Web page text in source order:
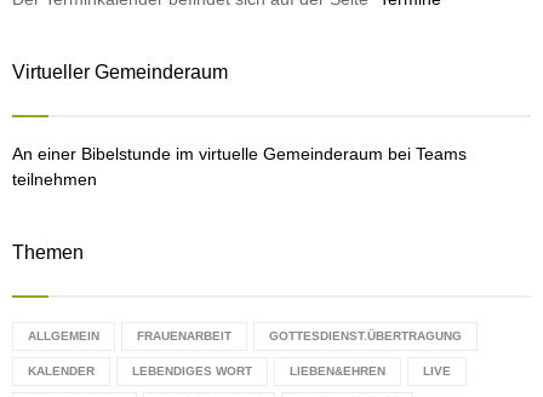
Virtueller Gemeinderaum
An einer Bibelstunde im virtuelle Gemeinderaum bei Teams
teilnehmen
Themen
ALLGEMEIN FRAUENARBEIT GOTTESDIENST.ÜBERTRAGUNG
KALENDER LEBENDIGES WORT LIEBEN&EHREN LIVE